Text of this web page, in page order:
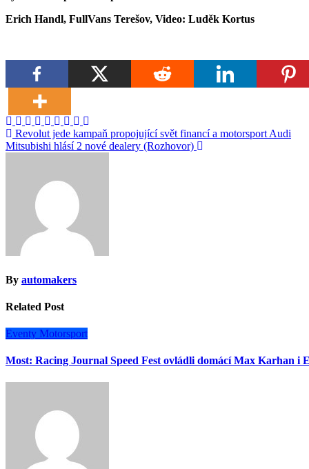
Erich Handl, FullVans Terešov, Video: Luděk Kortus
Navigace
pro
Revolut jede kampaň propojující svět financí a motorsport Audi
Mitsubishi hlásí 2 nové dealery (Rozhovor)
By automakers
Related Post
Eventy Motorsport
Most: Racing Journal Speed Fest ovládli domácí Max Karhan i